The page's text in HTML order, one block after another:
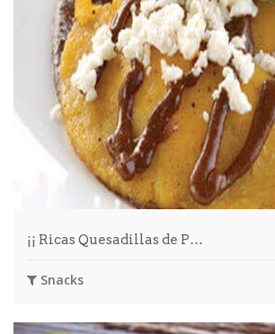
¡¡ Ricas Quesadillas de P…
Snacks